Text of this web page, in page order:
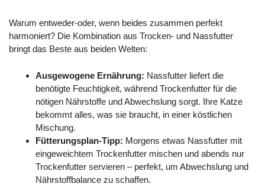
Warum entweder-oder, wenn beides zusammen perfekt
harmoniert? Die Kombination aus Trocken- und Nassfutter
bringt das Beste aus beiden Welten:
Ausgewogene Ernährung: Nassfutter liefert die
benötigte Feuchtigkeit, während Trockenfutter für die
nötigen Nährstoffe und Abwechslung sorgt. Ihre Katze
bekommt alles, was sie braucht, in einer köstlichen
Mischung.
Fütterungsplan-Tipp: Morgens etwas Nassfutter mit
eingeweichtem Trockenfutter mischen und abends nur
Trockenfutter servieren – perfekt, um Abwechslung und
Nährstoffbalance zu schaffen.